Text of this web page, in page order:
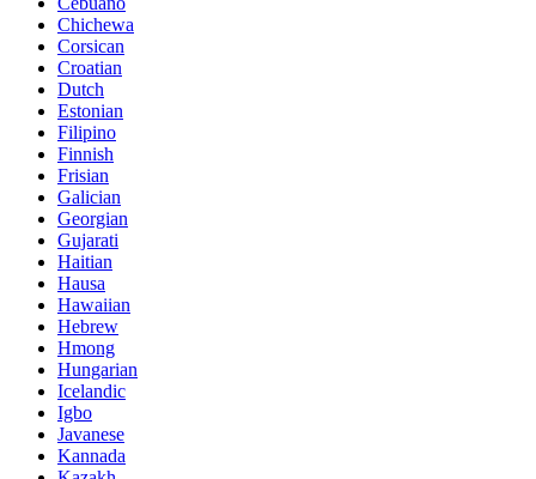
Chichewa
Corsican
Croatian
Dutch
Estonian
Filipino
Finnish
Frisian
Galician
Georgian
Gujarati
Haitian
Hausa
Hawaiian
Hebrew
Hmong
Hungarian
Icelandic
Igbo
Javanese
Kannada